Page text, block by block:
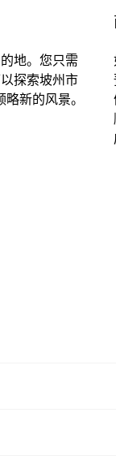
地。您只需
探索坡州市
新的风景。